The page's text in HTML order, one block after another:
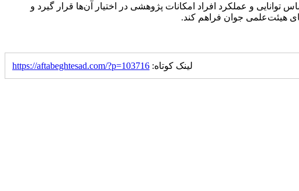
و عملکرد افراد امکانات پژوهشی در اختیار آن‌ها قرار گیرد و
هیئت‌علمی جوان فراهم کند.
لینک کوتاه: https://aftabeghtesad.com/?p=103716